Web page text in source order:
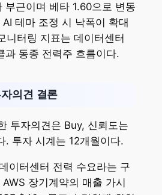
부근이며 베타 1.60으로 변동
테마 조정 시 낙폭이 확대
니터링 지표는 데이터센터
과 동종 전력주 흐름이다.
의견 결론
투자의견은 Buy, 신뢰도는
. 투자 시계는 12개월이다.
이터센터 전력 수요라는 구
장기계약의 매출 가시